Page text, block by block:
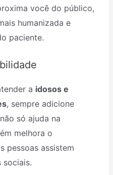
você do público,
humanizada e
paciente.
a idosos e
, sempre adicione
só ajuda na
melhora o
pessoas assistem
sociais.